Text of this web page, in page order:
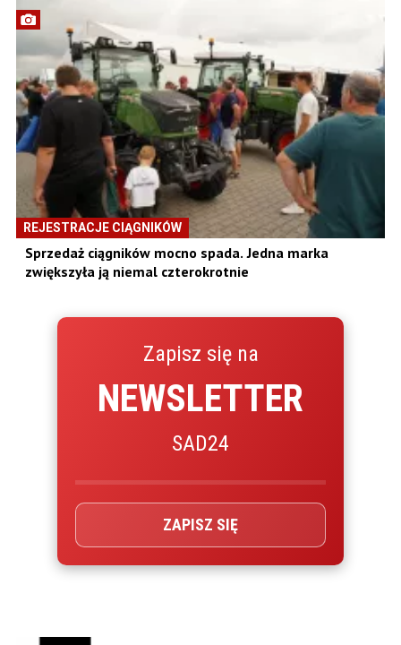
REJESTRACJE CIĄGNIKÓW
Sprzedaż ciągników mocno spada. Jedna marka
zwiększyła ją niemal czterokrotnie
Zapisz się na
NEWSLETTER
SAD24
ZAPISZ SIĘ